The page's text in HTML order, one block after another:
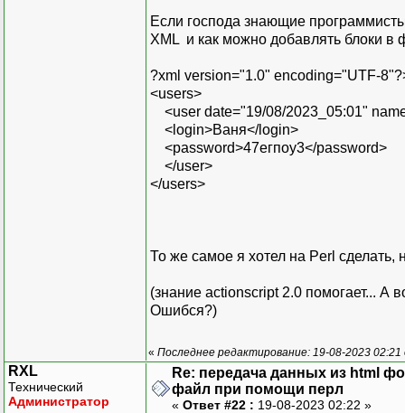
Если господа знающие
XML и как можно добавлять блоки в
?xml version="1.0" encoding="UTF-
<users>
<user date="19/08/2023_05:01"
<login>Ваня</login>
<password>47егпоу3</password>
</user>
</users>
То же самое я хотел на Perl
(знание actionscript 2.0 помогает... А
Ошибся?)
« Последнее редактирование: 19-08-2023
RXL
Технический
Администратор
Re: передача данных из html
файл при помощи перл
« Ответ #22 : 19-08-2023 02:22 »